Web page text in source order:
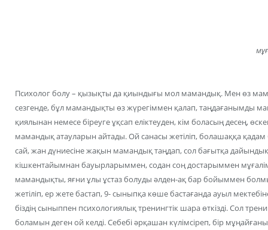
Психолог болу – қызықты да қиындығы мол мамандық. Мен өз
сезгенде, бұл мамандықты өз жүрегіммен қалап, таңдағанымды
қиялынан немесе біреуге ұқсап еліктеуден, кім боласың десең,
мамандық атауларын айтады. Ой санасы жетіліп, болашаққа қадам
сай, жан дүниесіне жақын мамандық таңдап, сол бағытқа
кішкентайымнан бауырларыммен, содан соң достарыммен мұғалім
мамандықты, яғни ұлы ұстаз болуды әлден-ақ бар бойыммен
жетіліп, ер жете бастап, 9- сыныпқа көше бастағанда ауыл
біздің сыныппен психологиялық тренингтік шара өткізді. Cол
боламын деген ой келді. Себебі әрқашан күлімсіреп, бір